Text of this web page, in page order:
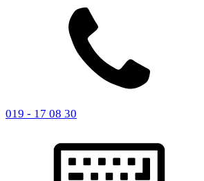
019 - 17 08 30